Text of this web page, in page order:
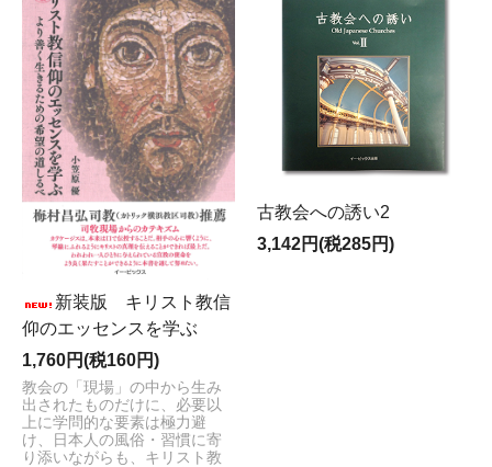
新装版 キリスト教信
仰のエッセンスを学ぶ
1,760円(税160円)
教会の「現場」の中から生み
出されたものだけに、必要以
上に学問的な要素は極力避
け、日本人の風俗・習慣に寄
り添いながらも、キリスト教
古教会への誘い2
3,142円(税285円)